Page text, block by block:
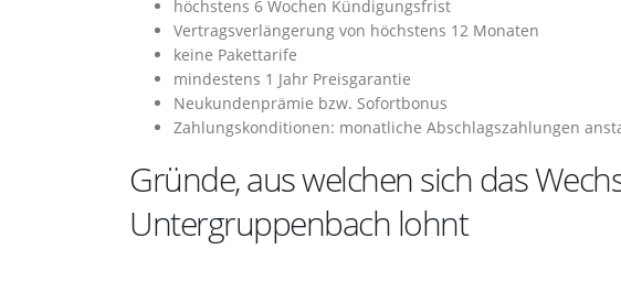
höchstens 6 Wochen Kündigungsfrist
Vertragsverlängerung von höchstens 12 Monaten
keine Pakettarife
mindestens 1 Jahr Preisgarantie
Neukundenprämie bzw. Sofortbonus
Zahlungskonditionen: monatliche Abschlagszahlungen
Gründe, aus welchen sich das
Untergruppenbach lohnt